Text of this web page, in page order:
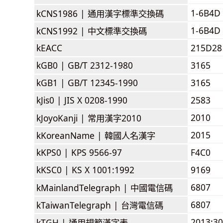
kCNS1986 | 通用漢字標準交換碼
1-6B4D
kCNS1992 | 中文標準交換碼
1-6B4D
kEACC
215D28
kGB0 | GB/T 2312-1980
3165
kGB1 | GB/T 12345-1990
3165
kJis0 | JIS X 0208-1990
2583
kJoyoKanji | 常用漢字2010
2010
kKoreanName | 韓國人名漢字
2015
kKPS0 | KPS 9566-97
F4C0
kKSC0 | KS X 1001:1992
9169
kMainlandTelegraph | 中國電信碼
6807
kTaiwanTelegraph | 台灣電信碼
6807